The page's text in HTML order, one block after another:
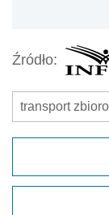
Źródło:
transport